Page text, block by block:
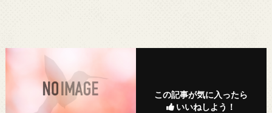
この記事が気に入ったら
いいねしよう！